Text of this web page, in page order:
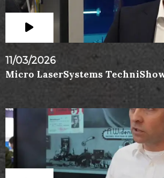
11/03/2026
Micro LaserSystems